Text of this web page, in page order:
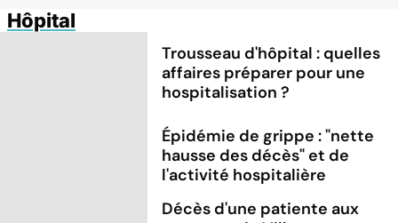
Hôpital
Trousseau d'hôpital : quelles
affaires préparer pour une
hospitalisation ?
Épidémie de grippe : "nette
hausse des décès" et de
l'activité hospitalière
Décès d'une patiente aux